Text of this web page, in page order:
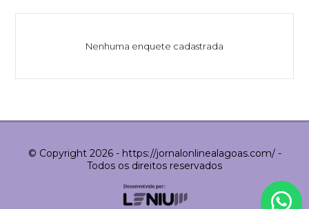
Nenhuma enquete cadastrada
© Copyright 2026 - https://jornalonlinealagoas.com/ -
Todos os direitos reservados